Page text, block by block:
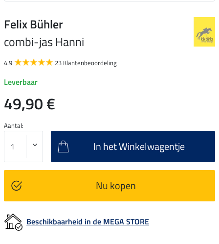
Felix Bühler
combi-jas Hanni
4.9 23 Klantenbeoordeling
Leverbaar
49,90 €
Aantal:
In het Winkelwagentje
Nu kopen
Beschikbaarheid in de MEGA STORE